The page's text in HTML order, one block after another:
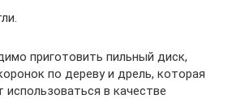
приготовить пильный диск,
по дереву и дрель, которая
в качестве